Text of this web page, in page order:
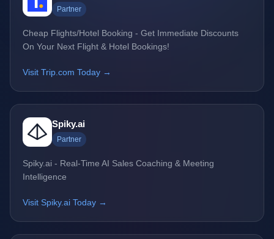
Partner
Cheap Flights/Hotel Booking - Get Immediate Discounts
On Your Next Flight & Hotel Bookings!
Visit Trip.com Today →
Spiky.ai
Partner
Spiky.ai - Real-Time AI Sales Coaching & Meeting
Intelligence
Visit Spiky.ai Today →